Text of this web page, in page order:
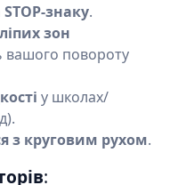
знаку.
зон
вашого повороту
у школах/
з круговим рухом.
: